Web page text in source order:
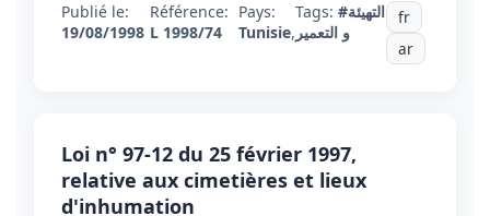
Publié le:
19/08/1998
Référence:
L 1998/74
Pays:
Tunisie,
Tags: #التهيئة
و التعمير
fr
ar
Loi n° 97-12 du 25 février 1997,
relative aux cimetières et lieux
d'inhumation